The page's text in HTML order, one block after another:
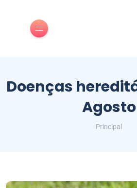
Doenças
Agosto
Principal